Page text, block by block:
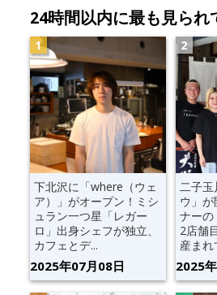
24時間以内に最も見られ
下北沢に「where（ウェ
ア）」がオープン！ミシ
ュラン一つ星「レガー
ロ」出身シェフが独立、
カフェとデ...
2025年07月08日
二子玉
ウ」
ナーの
2店舗
産まれ
2025